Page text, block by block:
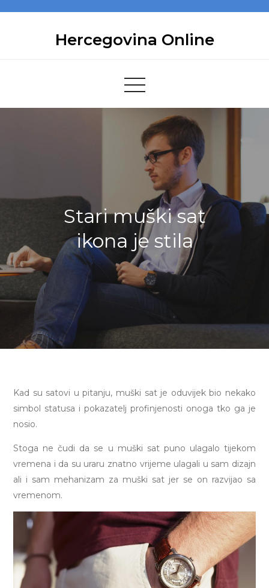
Hercegovina Online
Stari muški sat
ikona je stila
Kad su satovi u pitanju, muški sat je oduvijek bio nekako
simbol statusa i pokazatelj profinjenosti onoga tko ga je
nosio.
Stoga ne čudi da se u muški sat puno ulagalo tijekom
vremena i da su uraru znatno vrijeme ulagali u sam dizajn
ali i sam mehanizam za muški sat jer se on razvijao sa
vremenom.